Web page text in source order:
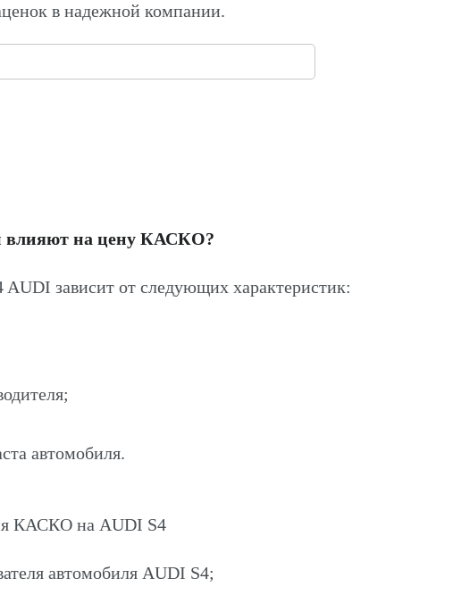
в надежной компании.
влияют на цену КАСКО?
зависит от следующих характеристик:
автомобиля.
КАСКО на AUDI S4
автомобиля AUDI S4;